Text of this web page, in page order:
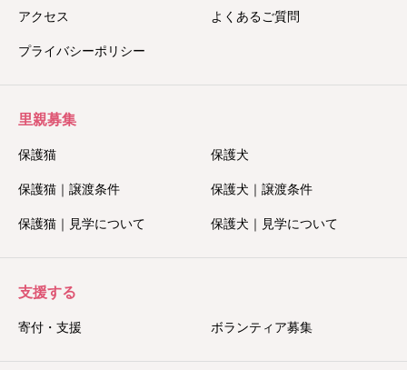
アクセス よくあるご質問
プライバシーポリシー
里親募集
保護猫 保護犬
保護猫｜譲渡条件 保護犬｜譲渡条件
保護猫｜見学について 保護犬｜見学について
支援する
寄付・支援 ボランティア募集